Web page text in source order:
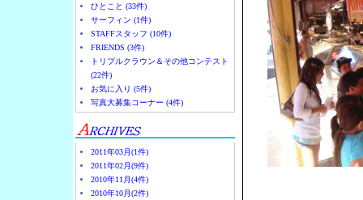
ひとこと (33件)
サーフィン (1件)
STAFFスタッフ (10件)
FRIENDS (3件)
トリプルクラウン＆その他コンテスト
(22件)
お気に入り (5件)
写真大募集コーナー (4件)
2011年03月(1件)
2011年02月(9件)
2010年11月(4件)
2010年10月(2件)